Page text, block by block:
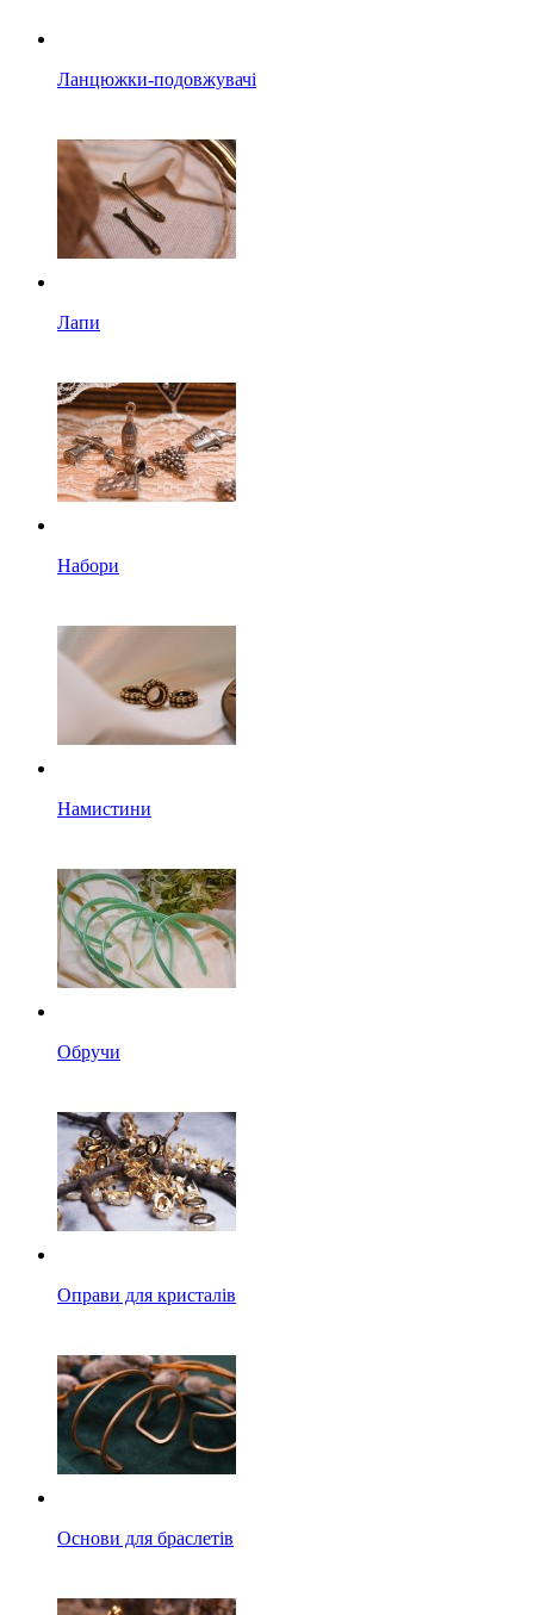
Ланцюжки-подовжувачі
Лапи
Набори
Намистини
Обручи
Оправи для кристалів
Основи для браслетів